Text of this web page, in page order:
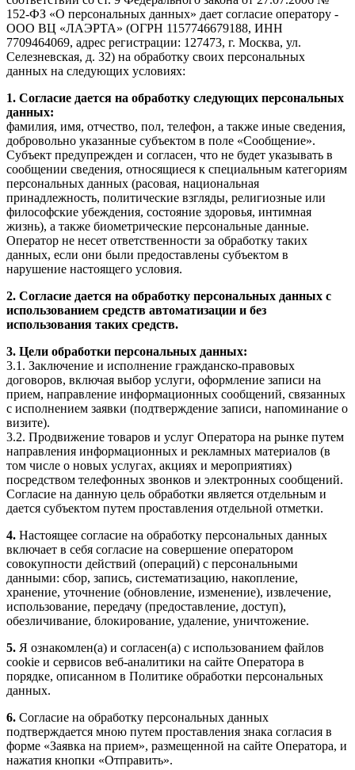
152-ФЗ «О персональных данных» дает согласие оператору -
ООО ВЦ «ЛАЭРТА» (ОГРН 1157746679188, ИНН
7709464069, адрес регистрации: 127473, г. Москва, ул.
Селезневская, д. 32) на обработку своих персональных
данных на следующих условиях:
1. Согласие дается на обработку следующих персональных
данных:
фамилия, имя, отчество, пол, телефон, а также иные сведения,
добровольно указанные субъектом в поле «Сообщение».
Субъект предупрежден и согласен, что не будет указывать в
сообщении сведения, относящиеся к специальным категориям
персональных данных (расовая, национальная
принадлежность, политические взгляды, религиозные или
философские убеждения, состояние здоровья, интимная
жизнь), а также биометрические персональные данные.
Оператор не несет ответственности за обработку таких
данных, если они были предоставлены субъектом в
нарушение настоящего условия.
2. Согласие дается на обработку персональных данных с
использованием средств автоматизации и без
использования таких средств.
3. Цели обработки персональных данных:
3.1. Заключение и исполнение гражданско-правовых
договоров, включая выбор услуги, оформление записи на
прием, направление информационных сообщений, связанных
с исполнением заявки (подтверждение записи, напоминание о
визите).
3.2. Продвижение товаров и услуг Оператора на рынке путем
направления информационных и рекламных материалов (в
том числе о новых услугах, акциях и мероприятиях)
посредством телефонных звонков и электронных сообщений.
Согласие на данную цель обработки является отдельным и
дается субъектом путем проставления отдельной отметки.
4. Настоящее согласие на обработку персональных данных
включает в себя согласие на совершение оператором
совокупности действий (операций) с персональными
данными: сбор, запись, систематизацию, накопление,
хранение, уточнение (обновление, изменение), извлечение,
использование, передачу (предоставление, доступ),
обезличивание, блокирование, удаление, уничтожение.
5. Я ознакомлен(а) и согласен(а) с использованием файлов
cookie и сервисов веб-аналитики на сайте Оператора в
порядке, описанном в Политике обработки персональных
данных.
6. Согласие на обработку персональных данных
подтверждается мною путем проставления знака согласия в
форме «Заявка на прием», размещенной на сайте Оператора, и
нажатия кнопки «Отправить».